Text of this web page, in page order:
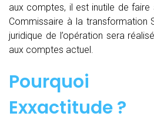
aux comptes, il est inutile de
Commissaire à la transformation
juridique de l’opération sera
aux comptes actuel.
Pourquoi
Exxactitude ?